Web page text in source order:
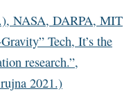
NASA, DARPA, MIT
Tech, It’s the
research.”,
2021.)